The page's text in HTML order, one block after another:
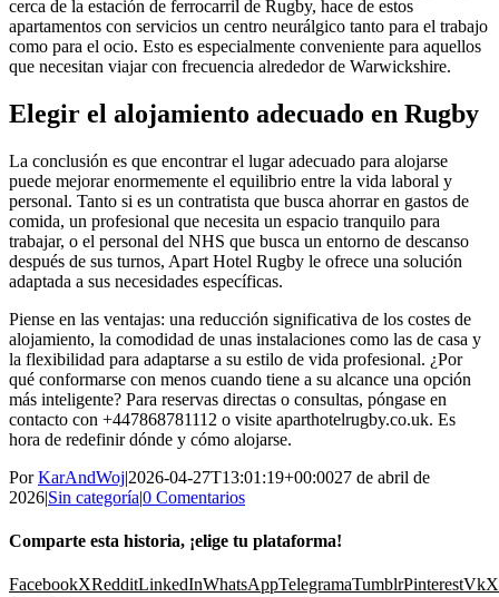
cerca de la estación de ferrocarril de Rugby, hace de estos
apartamentos con servicios un centro neurálgico tanto para el trabajo
como para el ocio. Esto es especialmente conveniente para aquellos
que necesitan viajar con frecuencia alrededor de Warwickshire.
Elegir el alojamiento adecuado en Rugby
La conclusión es que encontrar el lugar adecuado para alojarse
puede mejorar enormemente el equilibrio entre la vida laboral y
personal. Tanto si es un contratista que busca ahorrar en gastos de
comida, un profesional que necesita un espacio tranquilo para
trabajar, o el personal del NHS que busca un entorno de descanso
después de sus turnos, Apart Hotel Rugby le ofrece una solución
adaptada a sus necesidades específicas.
Piense en las ventajas: una reducción significativa de los costes de
alojamiento, la comodidad de unas instalaciones como las de casa y
la flexibilidad para adaptarse a su estilo de vida profesional. ¿Por
qué conformarse con menos cuando tiene a su alcance una opción
más inteligente? Para reservas directas o consultas, póngase en
contacto con +447868781112 o visite aparthotelrugby.co.uk. Es
hora de redefinir dónde y cómo alojarse.
PorKarAndWoj|2026-04-27T13:01:19+00:0027 de abril de
2026|Sin categoría|0 Comentarios
Comparte esta historia, ¡elige tu plataforma!
FacebookXRedditLinkedInWhatsAppTelegramaTumblrPinterestVk